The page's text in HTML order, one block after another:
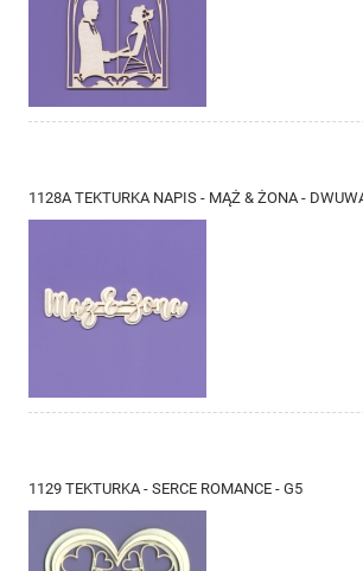
1128A TEKTURKA NAPIS - MĄŻ & ŻONA -
1129 TEKTURKA - SERCE ROMANCE - G5